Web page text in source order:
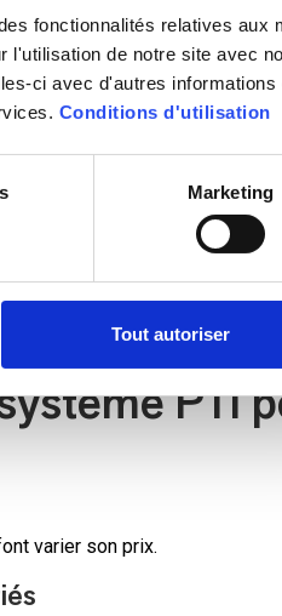
fonctionnalités relatives aux
l'utilisation de notre site avec
ci avec d'autres informations
Conditions d'utilisation
Marketing
Tout autoriser
leur sécurité, leur santé et
également d’être conforme
effet, le prix présenté par
PTI
varier son prix.